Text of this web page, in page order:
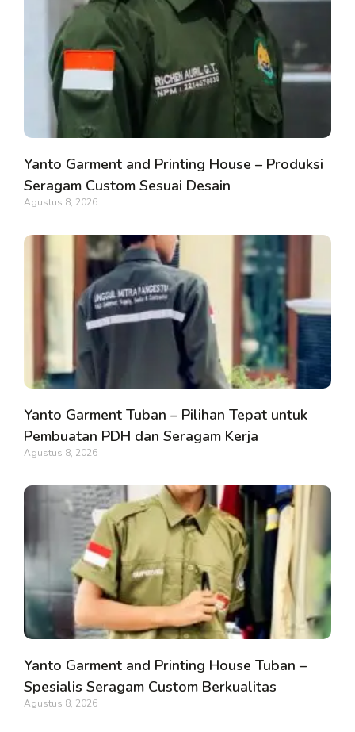
Yanto Garment and Printing House – Produksi
Seragam Custom Sesuai Desain
Agustus 8, 2026
Yanto Garment Tuban – Pilihan Tepat untuk
Pembuatan PDH dan Seragam Kerja
Agustus 8, 2026
Yanto Garment and Printing House Tuban –
Spesialis Seragam Custom Berkualitas
Agustus 8, 2026